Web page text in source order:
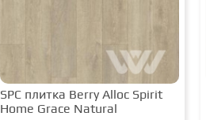
SPC плитка Berry Alloc Spirit
Home Grace Natural